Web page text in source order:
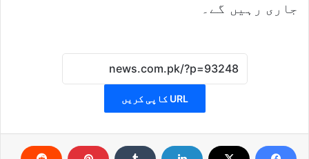
جاری رہیں گے۔
URL کاپی کریں